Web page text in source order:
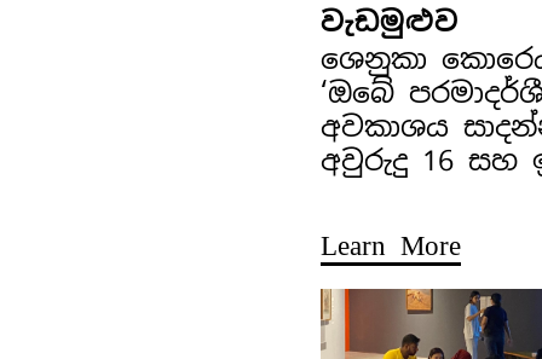
වැඩමුළුව
ශෙනුකා
‘ඔබේ
අවකාශය
අවුරුදු 16 සහ
Learn More